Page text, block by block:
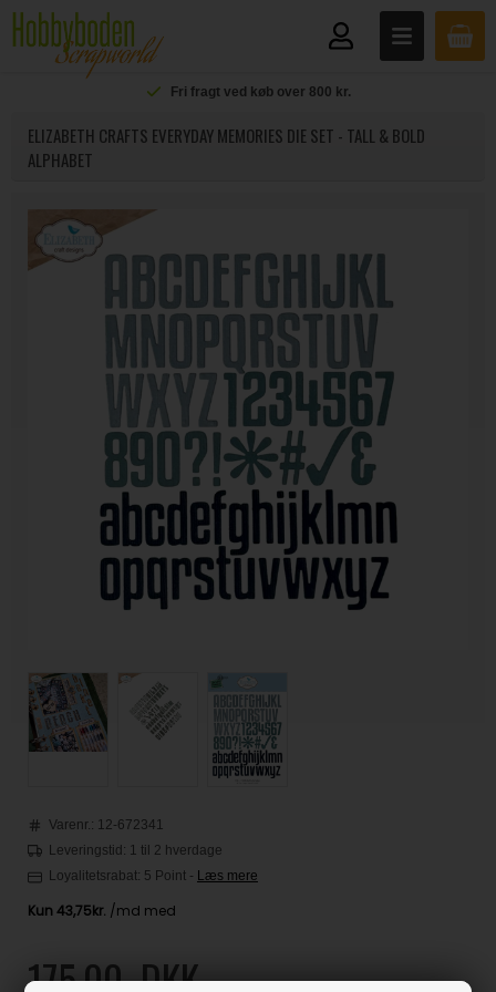
Fri fragt ved køb over 800 kr.
ELIZABETH CRAFTS EVERYDAY MEMORIES DIE SET - TALL & BOLD
ALPHABET
Varenr.: 12-672341
Leveringstid: 1 til 2 hverdage
Loyalitetsrabat: 5 Point - Læs mere
175,00DKK